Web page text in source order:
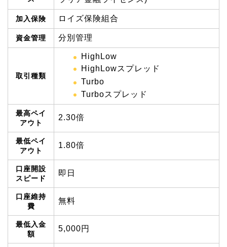
加入保険 ロイズ保険組合
資金管理 分別管理
取引種類
HighLow
HighLowスプレッド
Turbo
Turboスプレッド
最高ペイ
アウト
2.30倍
最低ペイ
アウト
1.80倍
口座開設
スピード
即日
口座維持
費
無料
最低入金
額
5,000円